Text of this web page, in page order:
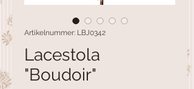
Artikelnummer: LBJ0342
Lacestola
"Boudoir"